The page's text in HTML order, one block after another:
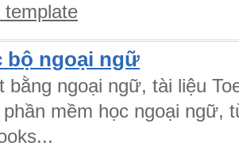
template
bộ ngoại ngữ
bằng ngoại ngữ, tài liệu
phần mềm học ngoại ngữ,